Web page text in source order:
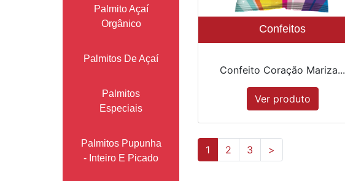
Palmito Açaí
Orgânico
Palmitos De Açaí
Palmitos
Especiais
Palmitos Pupunha
- Inteiro E Picado
Confeitos
Confeito Coração Mariza...
Ver produto
1 (current)
2 3 >